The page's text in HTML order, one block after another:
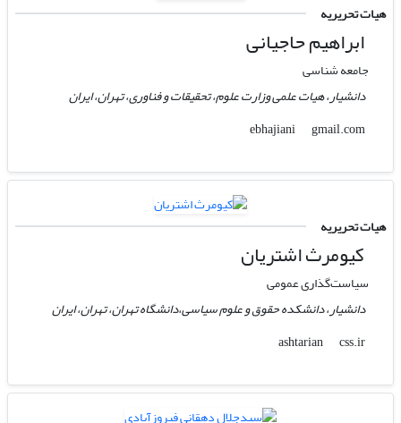
هیات تحریریه
ابراهیم حاجیانی
جامعه شناسی
دانشیار، هیات علمی وزارت علوم، تحقیقات و فناوری، تهران، ایران
ebhajiani
gmail.com
هیات تحریریه
کیومرث اشتریان
سیاست‌گذاری عمومی
دانشیار، دانشکده حقوق و علوم سیاسی،دانشگاه تهران، تهران، ایران
ashtarian
css.ir